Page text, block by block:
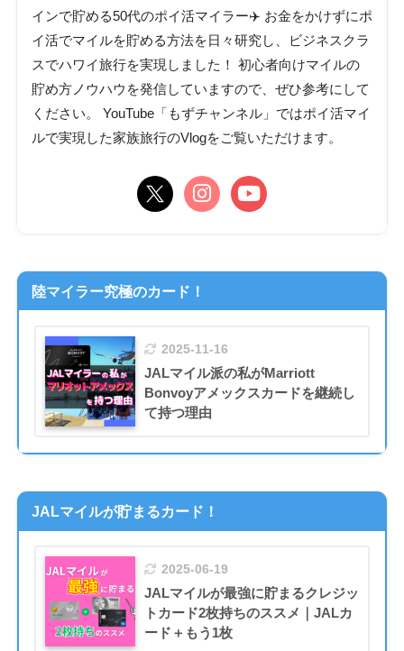
インで貯める50代のポイ活マイラー✈️ お金をかけずにポ
イ活でマイルを貯める方法を日々研究し、ビジネスクラ
スでハワイ旅行を実現しました！ 初心者向けマイルの
貯め方ノウハウを発信していますので、ぜひ参考にして
ください。 YouTube「もずチャンネル」ではポイ活マイ
ルで実現した家族旅行のVlogをご覧いただけます。
陸マイラー究極のカード！
2025-11-16
JALマイル派の私がMarriott
Bonvoyアメックスカードを継続し
て持つ理由
JALマイルが貯まるカード！
2025-06-19
JALマイルが最強に貯まるクレジッ
トカード2枚持ちのススメ｜JALカ
ード＋もう1枚